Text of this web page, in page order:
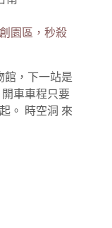
園區，秒殺
館，下一站是
車車程只要
。 時空洞 來